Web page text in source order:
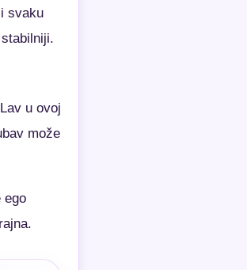
svaku
u ovoj
može
ego